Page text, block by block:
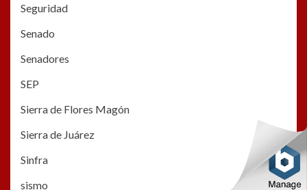
Seguridad
Senado
Senadores
SEP
Sierra de Flores Magón
Sierra de Juárez
Sinfra
sismo